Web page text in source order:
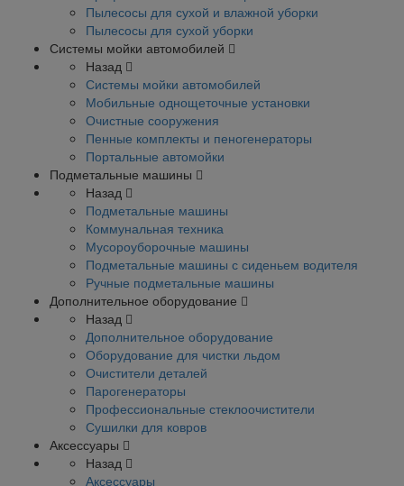
Пылесосы для сухой и влажной уборки
Пылесосы для сухой уборки
Системы мойки автомобилей
Назад
Системы мойки автомобилей
Мобильные однощеточные установки
Очистные сооружения
Пенные комплекты и пеногенераторы
Портальные автомойки
Подметальные машины
Назад
Подметальные машины
Коммунальная техника
Мусороуборочные машины
Подметальные машины с сиденьем водителя
Ручные подметальные машины
Дополнительное оборудование
Назад
Дополнительное оборудование
Оборудование для чистки льдом
Очистители деталей
Парогенераторы
Профессиональные стеклоочистители
Сушилки для ковров
Аксессуары
Назад
Аксессуары